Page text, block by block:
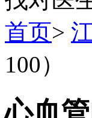
首页>
100）